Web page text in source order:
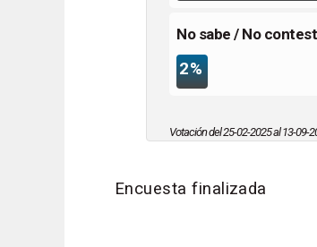
No sabe / No
2%
Votación del 25-02-2025 al 13-09-
Encuesta finalizada